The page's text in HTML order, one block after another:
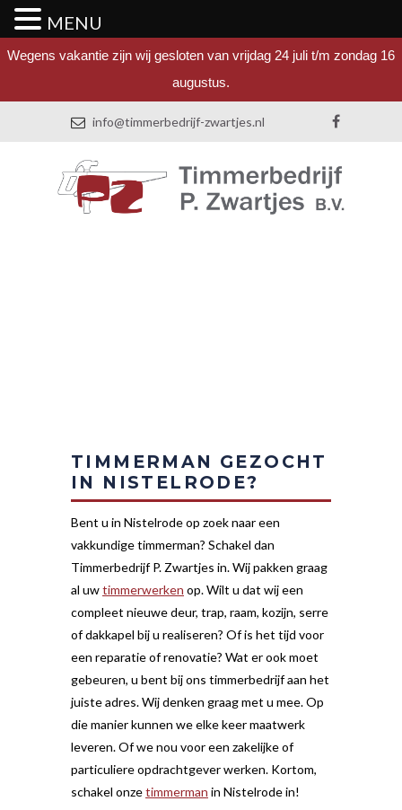
Wegens vakantie zijn wij gesloten van vrijdag 24 juli t/m zondag 16
augustus.
info@timmerbedrijf-zwartjes.nl
TIMMERMAN GEZOCHT
IN NISTELRODE?
Bent u in Nistelrode op zoek naar een
vakkundige timmerman? Schakel dan
Timmerbedrijf P. Zwartjes in. Wij pakken graag
al uwtimmerwerken op. Wilt u dat wij een
compleet nieuwe deur, trap, raam, kozijn, serre
of dakkapel bij u realiseren? Of is het tijd voor
een reparatie of renovatie? Wat er ook moet
gebeuren, u bent bij ons timmerbedrijf aan het
juiste adres. Wij denken graag met u mee. Op
die manier kunnen we elke keer maatwerk
leveren. Of we nou voor een zakelijke of
particuliere opdrachtgever werken. Kortom,
schakel onzetimmerman in Nistelrode in!
MENU